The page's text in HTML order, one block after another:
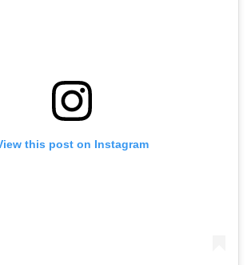
this post on Instagram